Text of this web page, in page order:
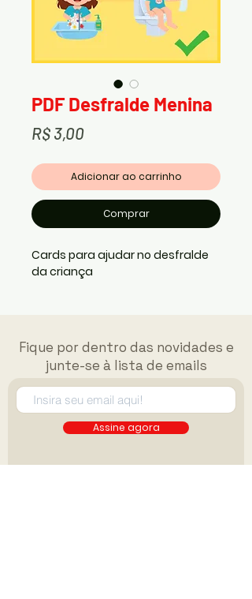
PDF Desfralde Menina
R$ 3,00Preço
Adicionar ao carrinho
Comprar
Cards para ajudar no desfralde
da criança
Fique por dentro das novidades e
junte-se à lista de emails
Assine agora